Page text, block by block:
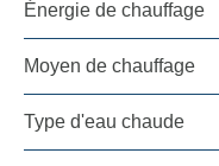
Énergie de chauffage
Moyen de chauffage
Type d'eau chaude